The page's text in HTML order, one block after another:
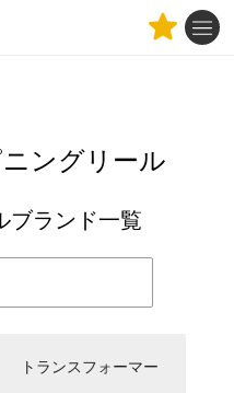
ングリール
ブランド一覧
トランスフォーマー